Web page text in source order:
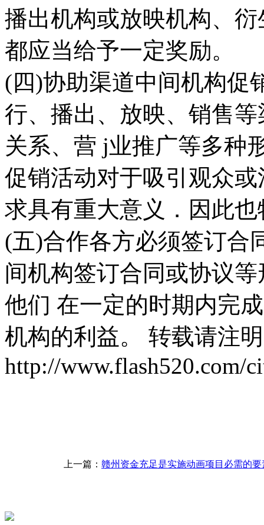
播出机构或放映机构、
都应当给予一定奖励。
(四)协助渠道中间机构促
行、播出、放映、销售
关系、营 j业推广等多种
促销活动对于吸引观众
求具有重大意义．因此
(五)合作各方必须签订合
间机构签订合同或协议
他们 在一定的时期内完
机构的利益。 转载请注
http://www.flash520.com/
上一篇： 赣州资金充足是实施动画项目必需的要